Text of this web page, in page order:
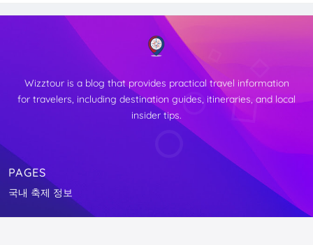
Wizztour is a blog that provides practical travel information
for travelers, including destination guides, itineraries, and local
insider tips.
PAGES
국내 축제 정보
↑
TOP